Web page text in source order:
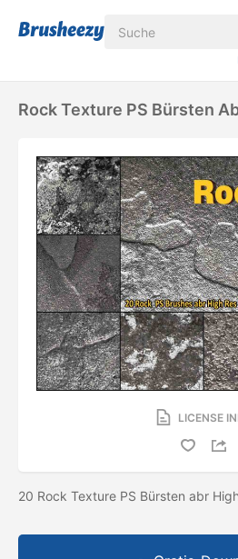
Rock Texture PS Bürsten
LICENSE
20 Rock Texture PS Bürsten abr